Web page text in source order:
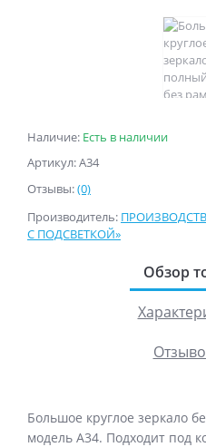
Наличие: Есть в наличии
Артикул: А34
Отзывы:(0)
Производитель:
С ПОДСВЕТКОЙ»
Обзор
Большое круглое зеркало
модель А34. Подходит под